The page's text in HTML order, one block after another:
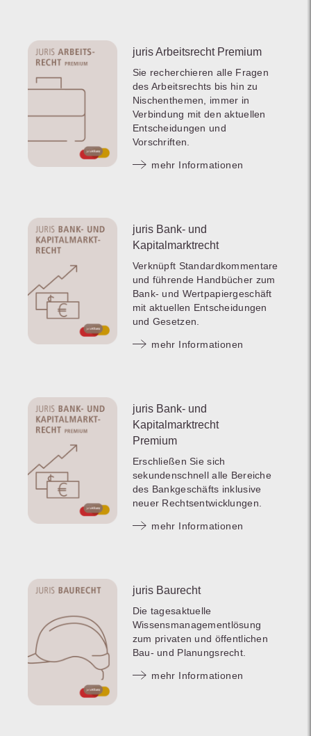
juris Arbeitsrecht Premium
Sie recherchieren alle Fragen
des Arbeitsrechts bis hin zu
Nischenthemen, immer in
Verbindung mit den aktuellen
Entscheidungen und
Vorschriften.
mehr Informationen
juris Bank- und
Kapitalmarktrecht
Verknüpft Standardkommentare
und führende Handbücher zum
Bank- und Wertpapiergeschäft
mit aktuellen Entscheidungen
und Gesetzen.
mehr Informationen
juris Bank- und
Kapitalmarktrecht
Premium
Erschließen Sie sich
sekundenschnell alle Bereiche
des Bankgeschäfts inklusive
neuer Rechtsentwicklungen.
mehr Informationen
juris Baurecht
Die tagesaktuelle
Wissensmanagementlösung
zum privaten und öffentlichen
Bau- und Planungsrecht.
mehr Informationen